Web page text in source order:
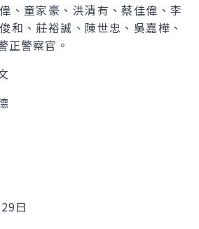
、童家豪、洪清有、蔡佳偉、李
和、莊裕誠、陳世忠、吳嘉樺、
正警察官。
日